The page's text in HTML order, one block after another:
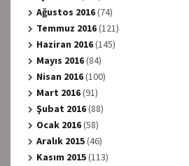
Ağustos 2016(74)
Temmuz 2016(121)
Haziran 2016(145)
Mayıs 2016(84)
Nisan 2016(100)
Mart 2016(91)
Şubat 2016(88)
Ocak 2016(58)
Aralık 2015(46)
Kasım 2015(113)